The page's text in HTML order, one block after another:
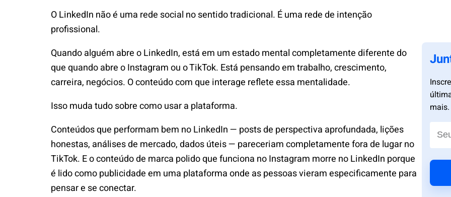
O LinkedIn não é uma rede social no sentido tradicional. É uma rede de intenção
profissional.
Quando alguém abre o LinkedIn, está em um estado mental completamente diferente do
que quando abre o Instagram ou o TikTok. Está pensando em trabalho, crescimento,
carreira, negócios. O conteúdo com que interage reflete essa mentalidade.
Isso muda tudo sobre como usar a plataforma.
Conteúdos que performam bem no LinkedIn — posts de perspectiva aprofundada, lições
honestas, análises de mercado, dados úteis — pareceriam completamente fora de lugar no
TikTok. E o conteúdo de marca polido que funciona no Instagram morre no LinkedIn porque
é lido como publicidade em uma plataforma onde as pessoas vieram especificamente para
pensar e se conectar.